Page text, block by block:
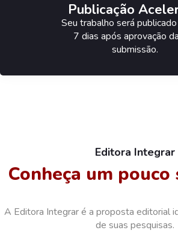
Publicação
Seu trabalho será
7 dias após aprovação
submissão.
Editora Integrar
Conheça um
A Editora Integrar é a proposta editorial
de suas pesquisas.